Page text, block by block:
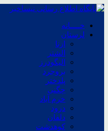
خــــانه
لرستان
ازنا
الشتر
الیگودرز
بروجرد
پلدختر
چگنی
خرم آباد
درود
دلفان
کوهدشت